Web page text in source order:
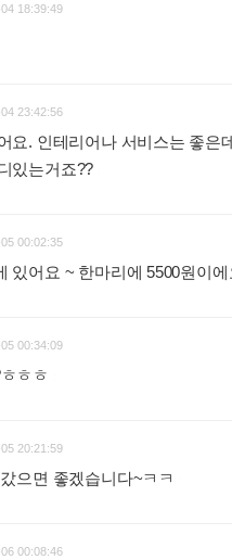
18:39:49
23:42:56
요. 인테리어나 서비스는 좋은
있는거죠??
00:02:35
있어요 ~ 한마리에 5500원이
00:34:09
ㅎㅎ
20:21:59
으면 좋겠습니다~ㅋㅋ
00:08:46